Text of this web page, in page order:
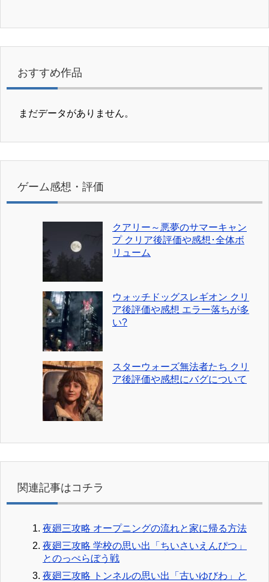
おすすめ作品
まだデータがありません。
ゲーム感想・評価
クアリー～悪夢のサマーキャン
プ クリア後評価や感想･全体ボ
リューム
ウォッチドッグスレギオン クリ
ア後評価や感想 エラー落ちが多
い?
スターウォーズ無法者たち クリ
ア後評価や感想にバグについて
関連記事はコチラ
夜廻三攻略 オープニングの流れと家に帰る方法
夜廻三攻略 学校の思い出「ちいさいえんぴつ」
とのっぺらぼう戦
夜廻三攻略 トンネルの思い出「古いゆびわ」と